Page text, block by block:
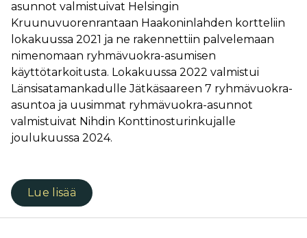
asunnot valmistuivat Helsingin
Kruunuvuorenrantaan Haakoninlahden kortteliin
lokakuussa 2021 ja ne rakennettiin palvelemaan
nimenomaan ryhmävuokra-asumisen
käyttötarkoitusta. Lokakuussa 2022 valmistui
Länsisatamankadulle Jätkäsaareen 7 ryhmävuokra-
asuntoa ja uusimmat ryhmävuokra-asunnot
valmistuivat Nihdin Konttinosturinkujalle
joulukuussa 2024.
Lue lisää